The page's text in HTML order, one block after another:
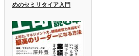
めのセミリタイア入門